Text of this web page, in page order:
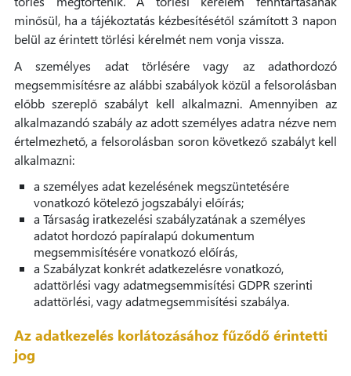
minősül, ha a tájékoztatás kézbesítésétől számított 3 napon
belül az érintett törlési kérelmét nem vonja vissza.
A személyes adat törlésére vagy az adathordozó
megsemmisítésre az alábbi szabályok közül a felsorolásban
előbb szereplő szabályt kell alkalmazni. Amennyiben az
alkalmazandó szabály az adott személyes adatra nézve nem
értelmezhető, a felsorolásban soron következő szabályt kell
alkalmazni:
a személyes adat kezelésének megszüntetésére
vonatkozó kötelező jogszabályi előírás;
a Társaság iratkezelési szabályzatának a személyes
adatot hordozó papíralapú dokumentum
megsemmisítésére vonatkozó előírás,
a Szabályzat konkrét adatkezelésre vonatkozó,
adattörlési vagy adatmegsemmisítési GDPR szerinti
adattörlési, vagy adatmegsemmisítési szabálya.
Az adatkezelés korlátozásához fűződő érintetti
jog